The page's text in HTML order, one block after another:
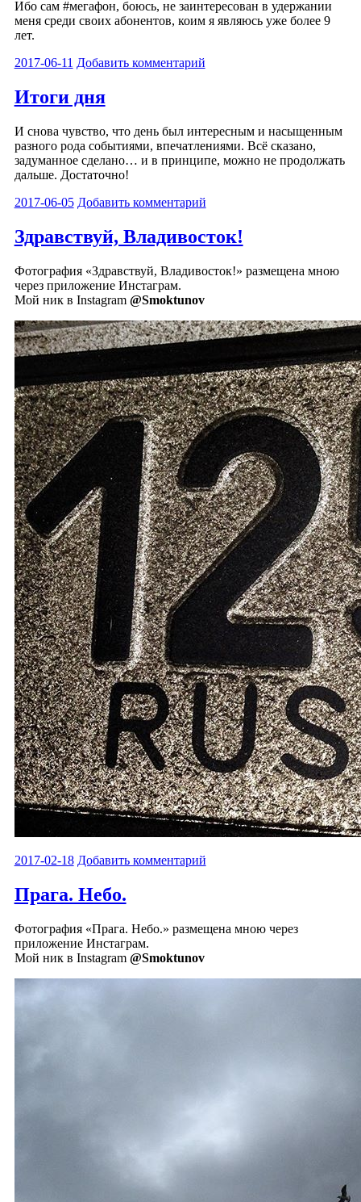
Ибо сам #мегафон, боюсь, не заинтересован в удержании
меня среди своих абонентов, коим я являюсь уже более 9
лет.
2017-06-11 Добавить комментарий
Итоги дня
И снова чувство, что день был интересным и насыщенным
разного рода событиями, впечатлениями. Всё сказано,
задуманное сделано… и в принципе, можно не продолжать
дальше. Достаточно!
2017-06-05 Добавить комментарий
Здравствуй, Владивосток!
Фотография «Здравствуй, Владивосток!» размещена мною
через приложение Инстаграм.
Мой ник в Instagram @Smoktunov
2017-02-18 Добавить комментарий
Прага. Небо.
Фотография «Прага. Небо.» размещена мною через
приложение Инстаграм.
Мой ник в Instagram @Smoktunov